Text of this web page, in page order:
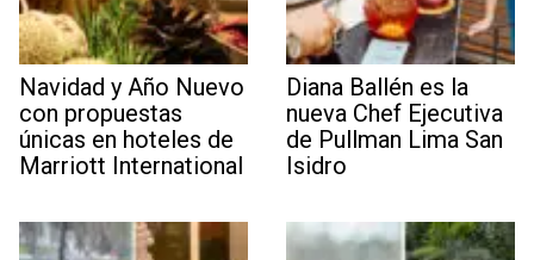
Navidad y Año Nuevo
con propuestas
únicas en hoteles de
Marriott International
Diana Ballén es la
nueva Chef Ejecutiva
de Pullman Lima San
Isidro